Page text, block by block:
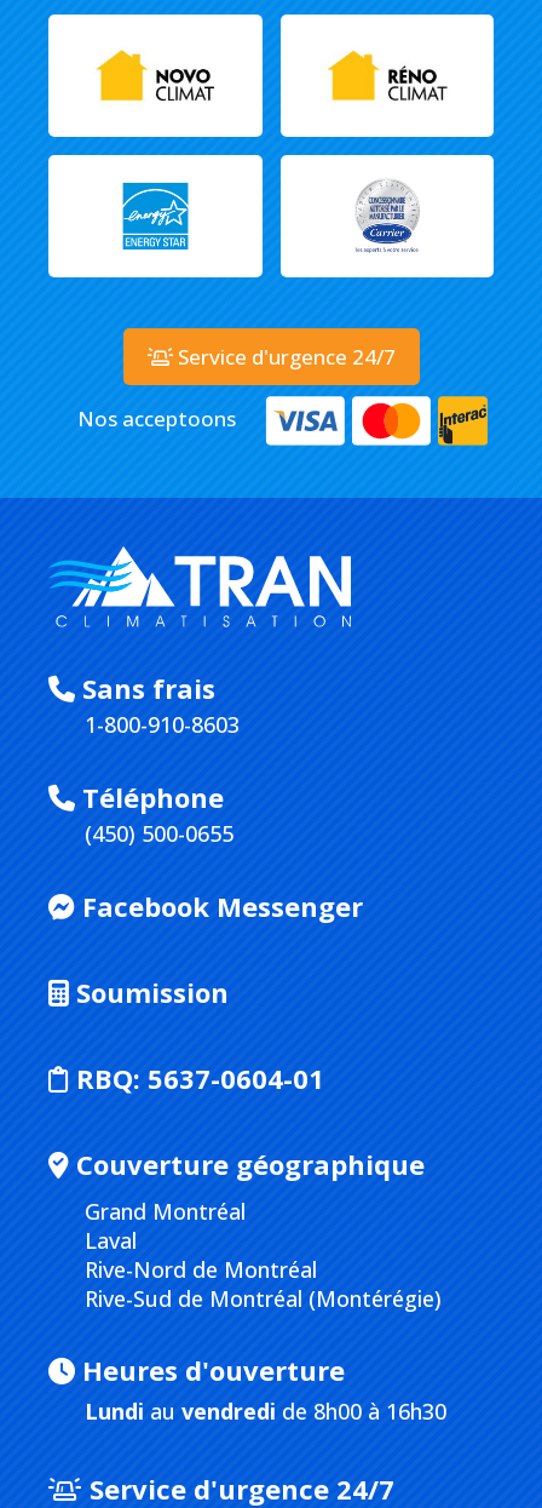
Sans frais
1-800-910-8603
Téléphone
(450) 500-0655
Facebook Messenger
Soumission
RBQ: 5637-0604-01
Couverture géographique
Grand Montréal
Laval
Rive-Nord de Montréal
Rive-Sud de Montréal (Montérégie)
Heures d'ouverture
Lundi au vendredi de 8h00 à 16h30
Service d'urgence 24/7
Service d'urgence 24/7
Nos acceptoons